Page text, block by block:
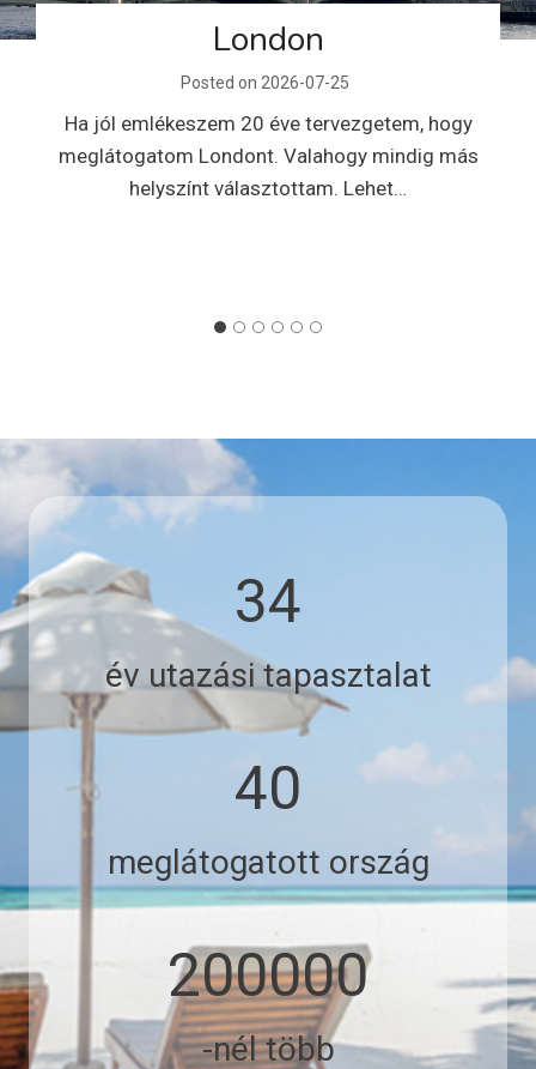
Dánia – Aarchus, Billund –
Legoland
Posted on2026-07-24
Márk 8 éves lett, és a szülinap ajándékának ezt
az utat választotta. Néztünk pár YouTube…
3
4
34
év utazási tapasztalat
0
40
meglátogatott ország
200000
-nél több